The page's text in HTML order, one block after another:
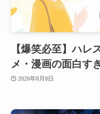
【爆笑必至】ハレ
メ・漫画の面白す
2026年8月8日